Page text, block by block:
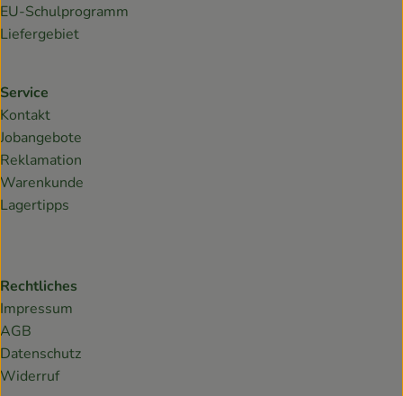
EU-Schulprogramm
Liefergebiet
Service
Kontakt
Jobangebote
Reklamation
Warenkunde
Lagertipps
Rechtliches
Impressum
AGB
Datenschutz
Widerruf